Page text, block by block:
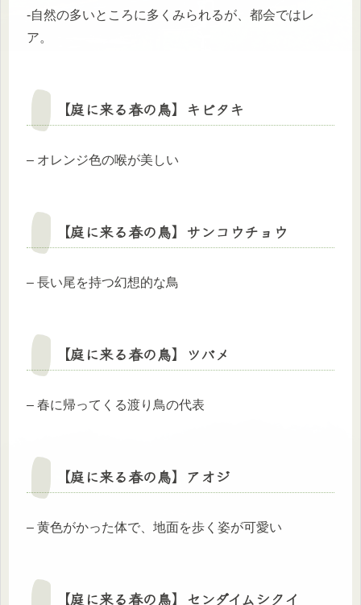
-自然の多いところに多くみられるが、都会ではレ
ア。
【庭に来る春の鳥】 キビタキ
– オレンジ色の喉が美しい
【庭に来る春の鳥】 サンコウチョウ
– 長い尾を持つ幻想的な鳥
【庭に来る春の鳥】 ツバメ
– 春に帰ってくる渡り鳥の代表
【庭に来る春の鳥】 アオジ
– 黄色がかった体で、地面を歩く姿が可愛い
【庭に来る春の鳥】 センダイムシクイ